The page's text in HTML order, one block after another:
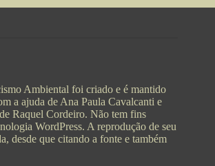
Ambiental foi criado e é mantido
a ajuda de Ana Paula Cavalcanti e
Raquel Cordeiro. Não tem fins
WordPress. A reprodução de seu
desde que citando a fonte e também